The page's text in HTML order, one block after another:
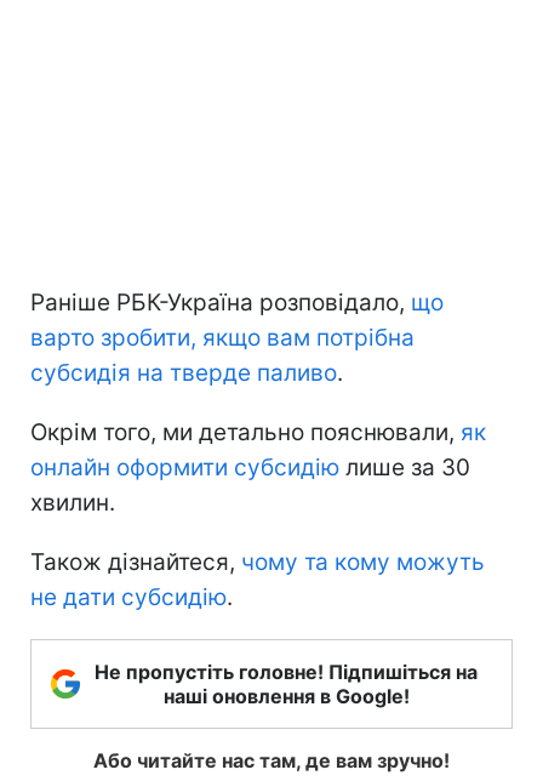
Раніше РБК-Україна розповідало, що
варто зробити, якщо вам потрібна
субсидія на тверде паливо.
Окрім того, ми детально пояснювали, як
онлайн оформити субсидію лише за 30
хвилин.
Також дізнайтеся, чому та кому можуть
не дати субсидію.
Не пропустіть головне! Підпишіться на
наші оновлення в Google!
Або читайте нас там, де вам зручно!